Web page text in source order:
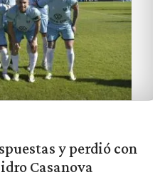
y perdió con
Casanova